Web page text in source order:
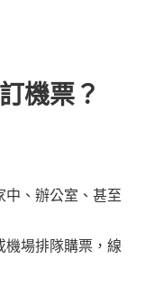
機票？
中、辦公室、甚至
機場排隊購票，線